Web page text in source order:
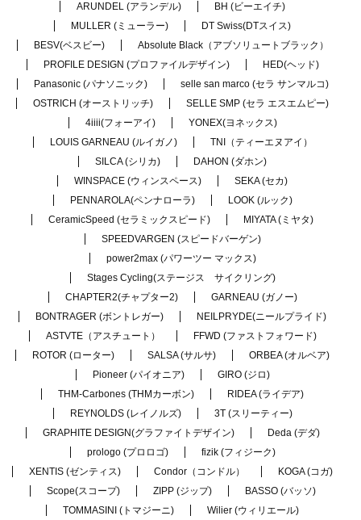
ARUNDEL (アランデル)
BH (ビーエイチ)
MULLER (ミューラー)
DT Swiss(DTスイス)
BESV(ベスビー)
Absolute Black（アブソリュートブラック）
PROFILE DESIGN (プロファイルデザイン)
HED(ヘッド)
Panasonic (パナソニック)
selle san marco (セラ サンマルコ)
OSTRICH (オーストリッチ)
SELLE SMP (セラ エスエムピー)
4iiii(フォーアイ)
YONEX(ヨネックス)
LOUIS GARNEAU (ルイガノ)
TNI（ティーエヌアイ）
SILCA (シリカ)
DAHON (ダホン)
WINSPACE (ウィンスペース)
SEKA (セカ)
PENNAROLA(ペンナローラ)
LOOK (ルック)
CeramicSpeed (セラミックスピード)
MIYATA (ミヤタ)
SPEEDVARGEN (スピードバーゲン)
power2max (パワーツー マックス)
Stages Cycling(ステージス サイクリング)
CHAPTER2(チャプター2)
GARNEAU (ガノー)
BONTRAGER (ボントレガー)
NEILPRYDE(ニールプライド)
ASTVTE（アスチュート）
FFWD (ファストフォワード)
ROTOR (ローター)
SALSA (サルサ)
ORBEA (オルベア)
Pioneer (パイオニア)
GIRO (ジロ)
THM-Carbones (THMカーボン)
RIDEA (ライデア)
REYNOLDS (レイノルズ)
3T (スリーティー)
GRAPHITE DESIGN(グラファイトデザイン)
Deda (デダ)
prologo (プロロゴ)
fizik (フィジーク)
XENTIS (ゼンティス)
Condor（コンドル）
KOGA (コガ)
Scope(スコープ)
ZIPP (ジップ)
BASSO (バッソ)
TOMMASINI (トマジーニ)
Wilier (ウィリエール)